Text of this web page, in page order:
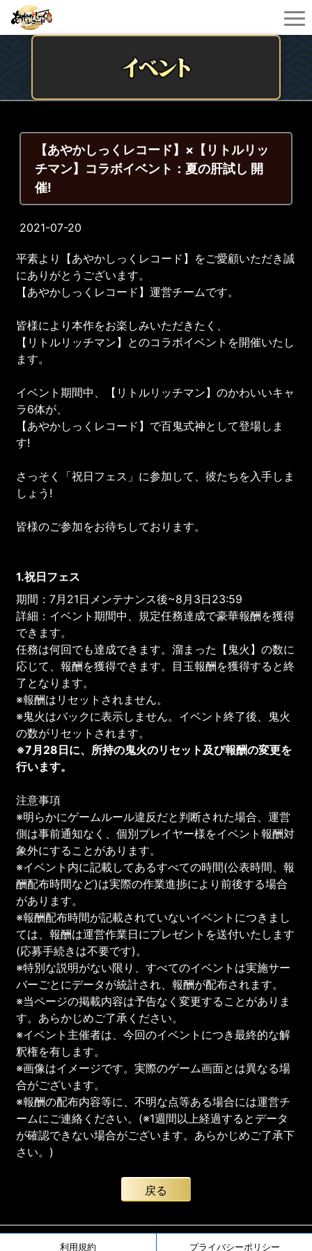
【あやかしっくレコード】×【リトルリッ
チマン】コラボイベント：夏の肝試し 開
催!
2021-07-20
平素より【あやかしっくレコード】をご愛顧いただき誠
にありがとうございます。
【あやかしっくレコード】運営チームです。
皆様により本作をお楽しみいただきたく、
【リトルリッチマン】とのコラボイベントを開催いたし
ます。
イベント期間中、【リトルリッチマン】のかわいいキャ
ラ6体が、
【あやかしっくレコード】で百鬼式神として登場しま
す!
さっそく「祝日フェス」に参加して、彼たちを入手しま
しょう!
皆様のご参加をお待ちしております。
1.祝日フェス
期間：7月21日メンテナンス後~8月3日23:59
詳細：イベント期間中、規定任務達成で豪華報酬を獲得
できます。
任務は何回でも達成できます。溜まった【鬼火】の数に
応じて、報酬を獲得できます。目玉報酬を獲得すると終
了となります。
※報酬はリセットされません。
※鬼火はバックに表示しません。イベント終了後、鬼火
の数がリセットされます。
※7月28日に、所持の鬼火のリセット及び報酬の変更を
行います。
注意事項
※明らかにゲームルール違反だと判断された場合、運営
側は事前通知なく、個別プレイヤー様をイベント報酬対
象外にすることがあります。
※イベント内に記載してあるすべての時間(公表時間、報
酬配布時間など)は実際の作業進捗により前後する場合
があります。
※報酬配布時間が記載されていないイベントにつきまし
ては、報酬は運営作業日にプレゼントを送付いたします
(応募手続きは不要です)。
※特別な説明がない限り、すべてのイベントは実施サー
バーごとにデータが統計され、報酬が配布されます。
※当ページの掲載内容は予告なく変更することがありま
す。あらかじめご了承ください。
※イベント主催者は、今回のイベントにつき最終的な解
釈権を有します。
※画像はイメージです。実際のゲーム画面とは異なる場
合がございます。
※報酬の配布内容等に、不明な点等ある場合には運営チ
ームにご連絡ください。(※1週間以上経過するとデータ
が確認できない場合がございます。あらかじめご了承下
さい。)
戻る
利用規約 プライバシーポリシー